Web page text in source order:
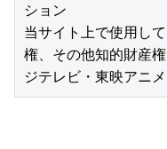
ション
当サイト上で使用し
権、その他知的財産
ジテレビ・東映アニ